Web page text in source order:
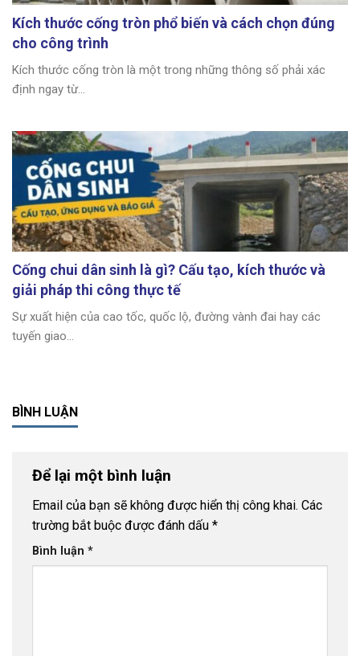
Kích thước cống tròn phổ biến và cách chọn đúng
cho công trình
Kích thước cống tròn là một trong những thông số phải xác
định ngay từ...
Cống chui dân sinh là gì? Cấu tạo, kích thước và
giải pháp thi công thực tế
Sự xuất hiện của cao tốc, quốc lộ, đường vành đai hay các
tuyến giao...
BÌNH LUẬN
Để lại một bình luận
Email của bạn sẽ không được hiển thị công khai. Các
trường bắt buộc được đánh dấu *
Bình luận *